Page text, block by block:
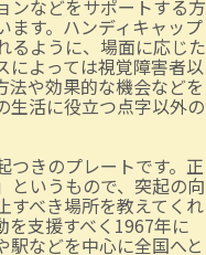
ンなどをサポートする方
ます。ハンディキャップ
るように、場面に応じた
によっては視覚障害者以
法や効果的な機会などを
生活に役立つ点字以外の
つきのプレートです。正
というもので、突起の向
すべき場所を教えてくれ
を支援すべく1967年に
駅などを中心に全国へと